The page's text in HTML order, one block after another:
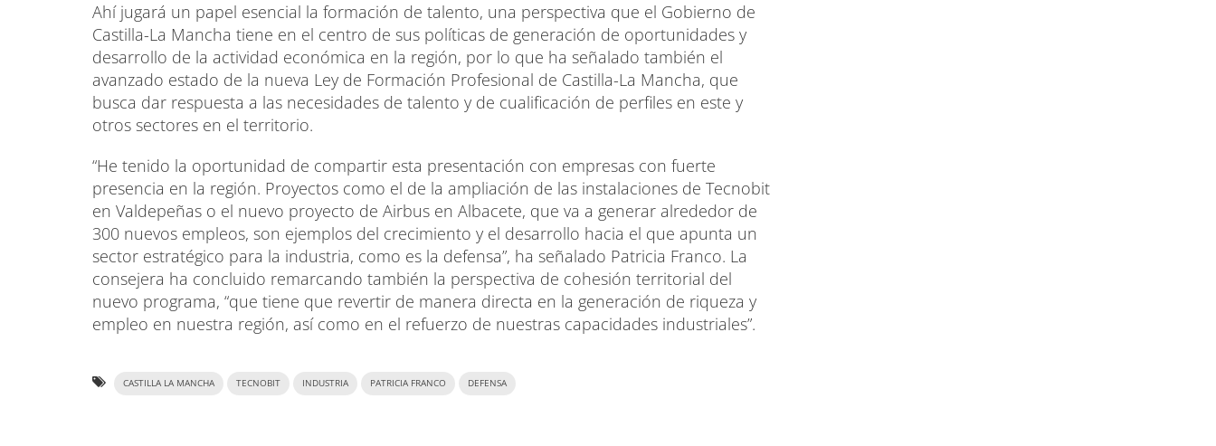
Ahí jugará un papel esencial la formación de talento, una perspectiva que el Gobierno de
Castilla-La Mancha tiene en el centro de sus políticas de generación de oportunidades y
desarrollo de la actividad económica en la región, por lo que ha señalado también el
avanzado estado de la nueva Ley de Formación Profesional de Castilla-La Mancha, que
busca dar respuesta a las necesidades de talento y de cualificación de perfiles en este y
otros sectores en el territorio.
“He tenido la oportunidad de compartir esta presentación con empresas con fuerte
presencia en la región. Proyectos como el de la ampliación de las instalaciones de Tecnobit
en Valdepeñas o el nuevo proyecto de Airbus en Albacete, que va a generar alrededor de
300 nuevos empleos, son ejemplos del crecimiento y el desarrollo hacia el que apunta un
sector estratégico para la industria, como es la defensa”, ha señalado Patricia Franco. La
consejera ha concluido remarcando también la perspectiva de cohesión territorial del
nuevo programa, “que tiene que revertir de manera directa en la generación de riqueza y
empleo en nuestra región, así como en el refuerzo de nuestras capacidades industriales”.
CASTILLA LA MANCHA TECNOBIT INDUSTRIA PATRICIA FRANCO DEFENSA